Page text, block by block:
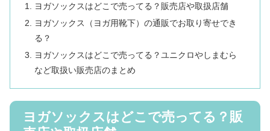
ヨガソックスはどこで売ってる？販売店や取扱店舗
ヨガソックス（ヨガ用靴下）の通販でお取り寄せでき
る？
ヨガソックスはどこで売ってる？ユニクロやしまむら
など取扱い販売店のまとめ
ヨガソックスはどこで売ってる？販